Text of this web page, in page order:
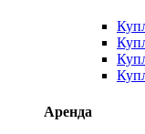
Аренда